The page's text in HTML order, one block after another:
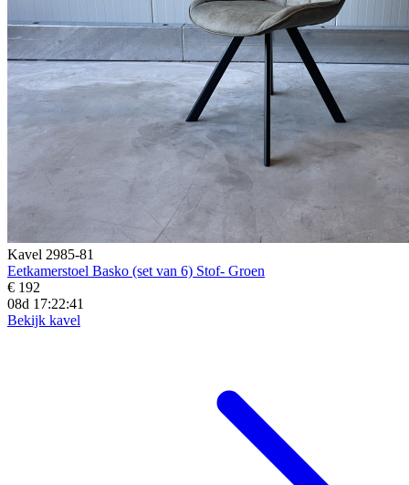
Kavel 2985-81
Eetkamerstoel Basko (set van 6) Stof- Groen
€ 192
08d 17:22:39
Bekijk kavel